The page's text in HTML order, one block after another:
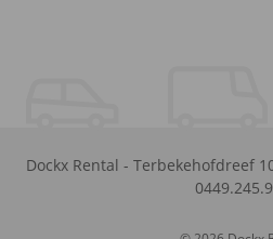
Dockx Rental - Terbekehofdreef